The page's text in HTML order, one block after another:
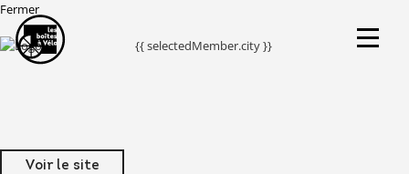
Fermer
{{ selectedMember.city }}
Voir le site